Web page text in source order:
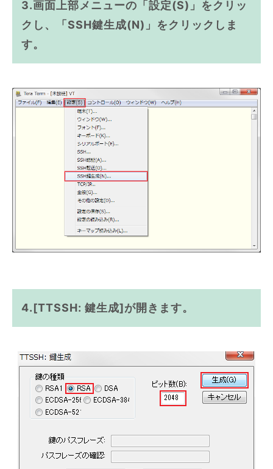
3.画面上部メニューの「設定(S)」をクリッ
クし、「SSH鍵生成(N)」をクリックしま
す。
4.[TTSSH: 鍵生成]が開きます。